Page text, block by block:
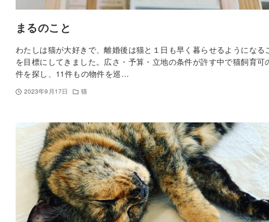
まるのこと
わたしは猫が大好きで、離婚後は猫と１日も早く暮らせるようになる
を目標にしてきました。広さ・予算・立地の条件が許す中で猫飼育可
件を探し、11件もの物件を巡…
2023年9月17日 猫